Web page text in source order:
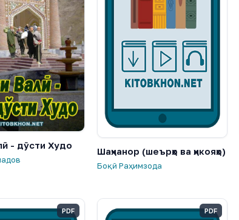
- дӯсти Худо
Шаҳчанор (шеърҳо ва ҳикояҳо)
Боқӣ Раҳимзода
PDF PDF